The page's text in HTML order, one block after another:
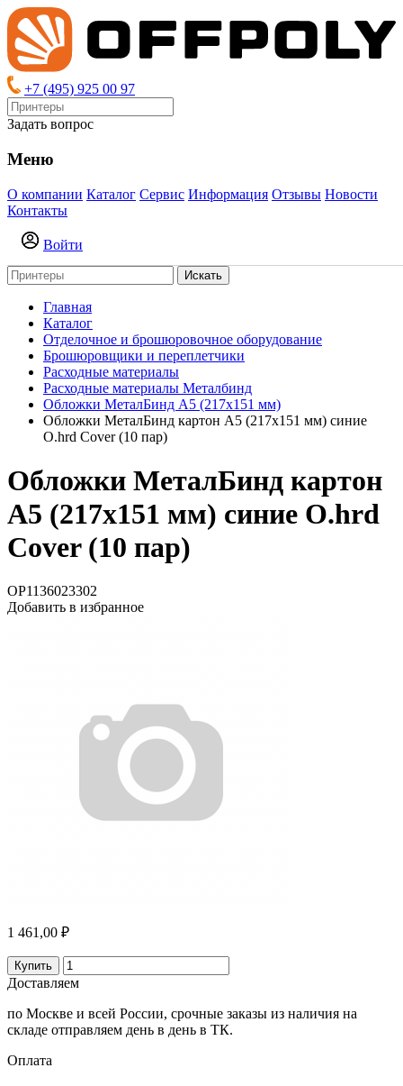
+7 (495) 925 00 97
Задать вопрос
Меню
О компании Каталог Сервис Информация Отзывы Новости
Контакты
Войти
Искать
Главная
Каталог
Отделочное и брошюровочное оборудование
Брошюровщики и переплетчики
Расходные материалы
Расходные материалы Металбинд
Обложки МеталБинд А5 (217х151 мм)
Обложки МеталБинд картон А5 (217х151 мм) синие
O.hrd Cover (10 пар)
Обложки МеталБинд картон
А5 (217х151 мм) синие O.hrd
Cover (10 пар)
OP1136023302
Добавить в избранное
1 461,00 ₽
Купить
Доставляем
по Москве и всей России, срочные заказы из наличия на
складе отправляем день в день в ТК.
Оплата